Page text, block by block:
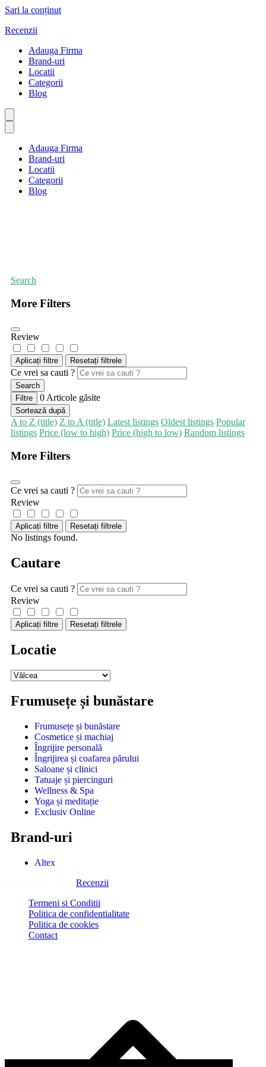
Sari la conținut
Recenzii
Adauga Firma
Brand-uri
Locatii
Categorii
Blog
Adauga Firma
Brand-uri
Locatii
Categorii
Blog
Search
More Filters
Review
Aplicați filtre Resetați filtrele
Ce vrei sa cauti ?
Search
Filtre
0 Articole găsite
Sortează după
A to Z (title) Z to A (title) Latest listings Oldest listings Popular
listings Price (low to high) Price (high to low) Random listings
More Filters
Ce vrei sa cauti ?
Review
Aplicați filtre Resetați filtrele
No listings found.
Cautare
Ce vrei sa cauti ?
Review
Aplicați filtre Resetați filtrele
Locatie
Frumusețe și bunăstare
Frumusețe și bunăstare
Cosmetice și machiaj
Îngrijire personală
Îngrijirea și coafarea părului
Saloane și clinici
Tatuaje și piercinguri
Wellness & Spa
Yoga și meditație
Exclusiv Online
Brand-uri
Altex
Recenzii
Termeni si Conditii
Politica de confidentialitate
Politica de cookies
Contact